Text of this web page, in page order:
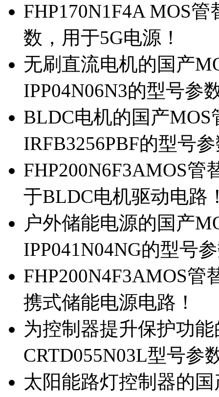
FHP170N1F4A MOS
数，用于5G电源！
无刷直流电机的国产
IPP04N06N3的型号参
BLDC电机的国产MOS
IRFB3256PBF的型号
FHP200N6F3AMOS管
于BLDC电机驱动电路
户外储能电源的国产
IPP041N04NG的型号
FHP200N4F3AMOS管
携式储能电源电路！
为控制器提升保护功
CRTD055N03L型号参
太阳能路灯控制器的